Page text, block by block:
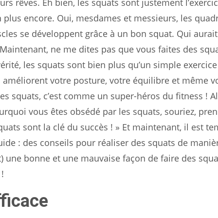
rêves. Eh bien, les squats sont justement
encore. Oui, mesdames et messieurs, les
se développent grâce à un bon squat. Qui aurait
ne me dites pas que vous faites des
les squats sont bien plus qu’un simple exercice
votre posture, votre équilibre et même
squats, c’est comme un super-héros du fitness !
vous êtes obsédé par les squats, souriez,
sont la clé du succès ! » Et maintenant, il est
: des conseils pour réaliser des squats de
une bonne et une mauvaise façon de faire des